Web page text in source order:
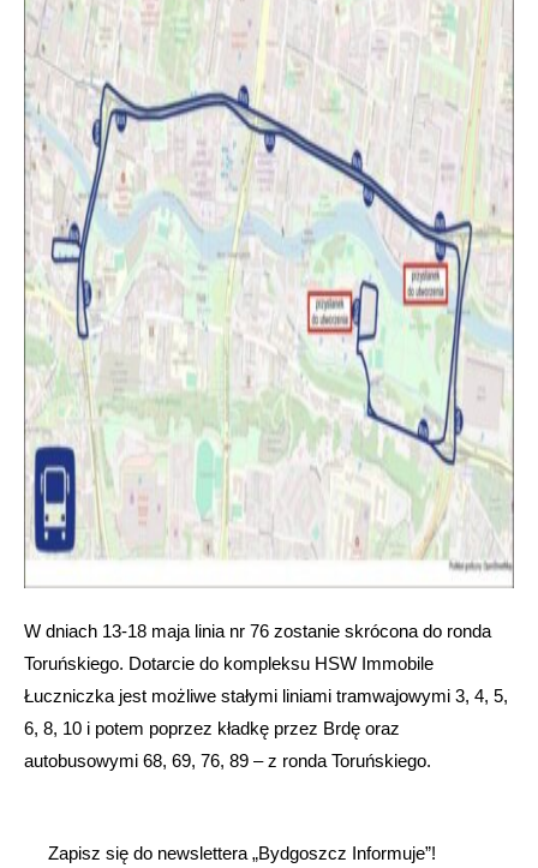
W dniach 13-18 maja linia nr 76 zostanie skrócona do ronda
Toruńskiego. Dotarcie do kompleksu HSW Immobile
Łuczniczka jest możliwe stałymi liniami tramwajowymi 3, 4, 5,
6, 8, 10 i potem poprzez kładkę przez Brdę oraz
autobusowymi 68, 69, 76, 89 – z ronda Toruńskiego.
Zapisz się do newslettera „Bydgoszcz Informuje”!